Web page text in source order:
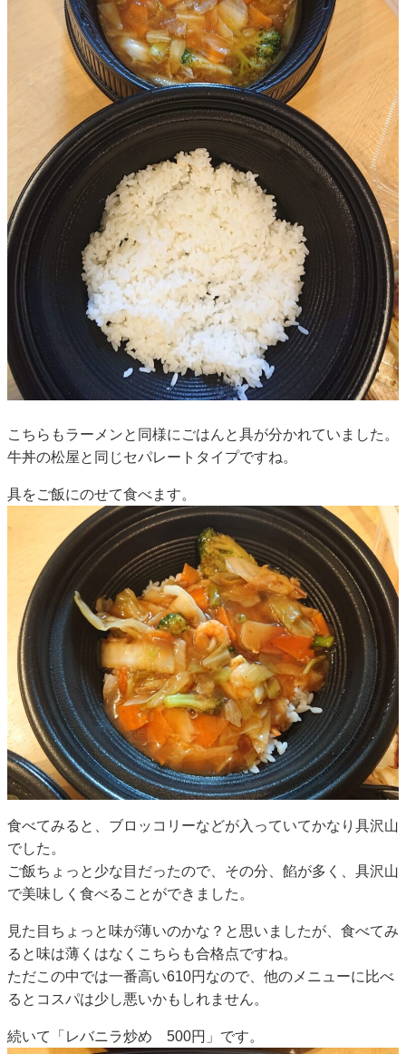
こちらもラーメンと同様にごはんと具が分かれていました。
牛丼の松屋と同じセパレートタイプですね。
具をご飯にのせて食べます。
食べてみると、ブロッコリーなどが入っていてかなり具沢山
でした。
ご飯ちょっと少な目だったので、その分、餡が多く、具沢山
で美味しく食べることができました。
見た目ちょっと味が薄いのかな？と思いましたが、食べてみ
ると味は薄くはなくこちらも合格点ですね。
ただこの中では一番高い610円なので、他のメニューに比べ
るとコスパは少し悪いかもしれません。
続いて「レバニラ炒め 500円」です。